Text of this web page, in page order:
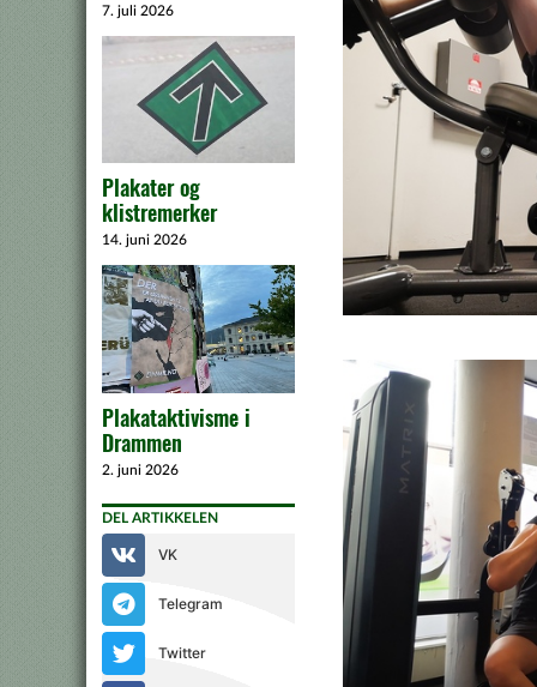
7. juli 2026
Plakater og
klistremerker
14. juni 2026
Plakataktivisme i
Drammen
2. juni 2026
DEL ARTIKKELEN
VK
Telegram
Twitter